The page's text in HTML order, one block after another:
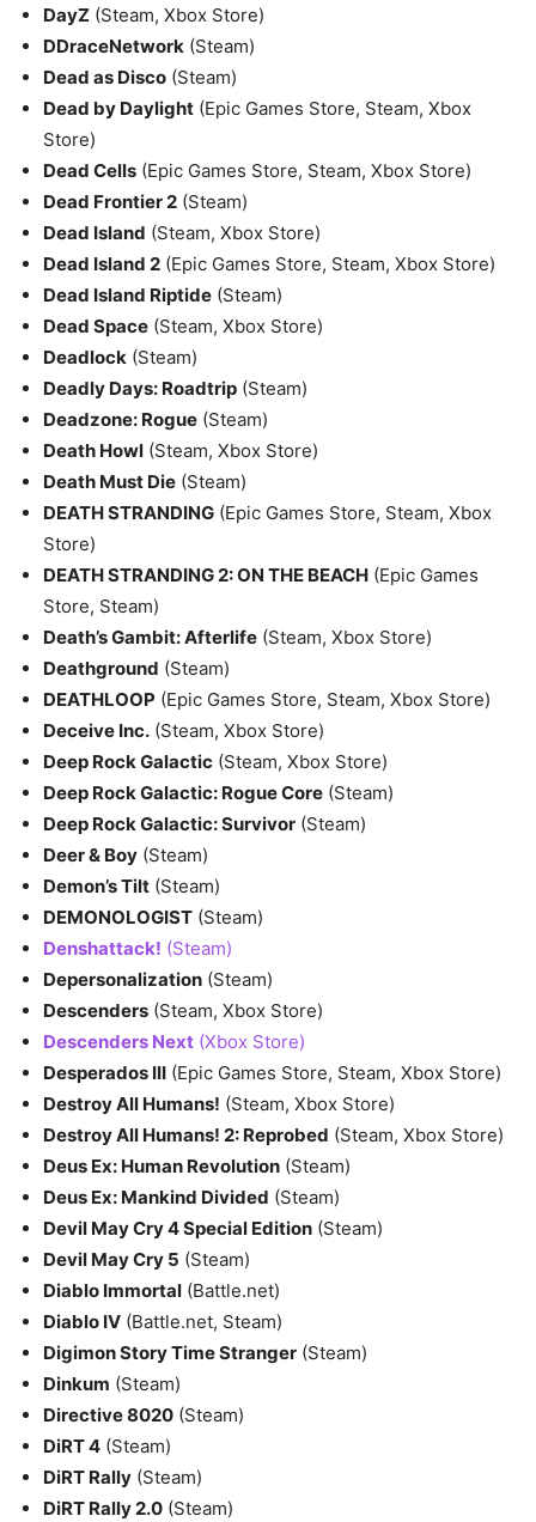
DayZ (Steam, Xbox Store)
DDraceNetwork (Steam)
Dead as Disco (Steam)
Dead by Daylight (Epic Games Store, Steam, Xbox
Store)
Dead Cells (Epic Games Store, Steam, Xbox Store)
Dead Frontier 2 (Steam)
Dead Island (Steam, Xbox Store)
Dead Island 2 (Epic Games Store, Steam, Xbox Store)
Dead Island Riptide (Steam)
Dead Space (Steam, Xbox Store)
Deadlock (Steam)
Deadly Days: Roadtrip (Steam)
Deadzone: Rogue (Steam)
Death Howl (Steam, Xbox Store)
Death Must Die (Steam)
DEATH STRANDING (Epic Games Store, Steam, Xbox
Store)
DEATH STRANDING 2: ON THE BEACH (Epic Games
Store, Steam)
Death’s Gambit: Afterlife (Steam, Xbox Store)
Deathground (Steam)
DEATHLOOP (Epic Games Store, Steam, Xbox Store)
Deceive Inc. (Steam, Xbox Store)
Deep Rock Galactic (Steam, Xbox Store)
Deep Rock Galactic: Rogue Core (Steam)
Deep Rock Galactic: Survivor (Steam)
Deer & Boy (Steam)
Demon’s Tilt (Steam)
DEMONOLOGIST (Steam)
Denshattack! (Steam)
Depersonalization (Steam)
Descenders (Steam, Xbox Store)
Descenders Next (Xbox Store)
Desperados III (Epic Games Store, Steam, Xbox Store)
Destroy All Humans! (Steam, Xbox Store)
Destroy All Humans! 2: Reprobed (Steam, Xbox Store)
Deus Ex: Human Revolution (Steam)
Deus Ex: Mankind Divided (Steam)
Devil May Cry 4 Special Edition (Steam)
Devil May Cry 5 (Steam)
Diablo Immortal (Battle.net)
Diablo IV (Battle.net, Steam)
Digimon Story Time Stranger (Steam)
Dinkum (Steam)
Directive 8020 (Steam)
DiRT 4 (Steam)
DiRT Rally (Steam)
DiRT Rally 2.0 (Steam)